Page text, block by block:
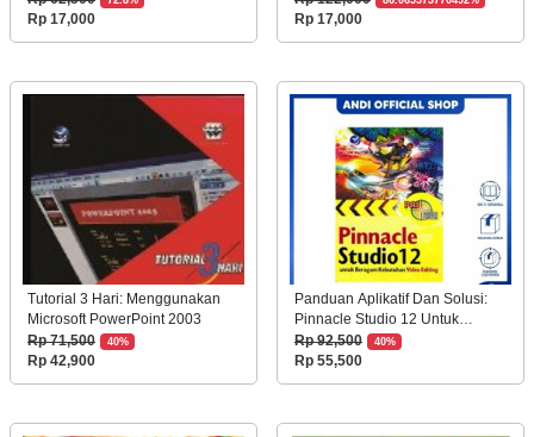
Rp 17,000 Rp 17,000
Tutorial 3 Hari: Menggunakan
Microsoft PowerPoint 2003
Rp 71,500
40%
Rp 42,900
Panduan Aplikatif Dan Solusi:
Pinnacle Studio 12 Untuk
Beragam Kebutuhan Video
Editing/200163874
Rp 92,500 40%
Rp 55,500